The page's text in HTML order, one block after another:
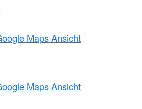
Maps Ansicht
Maps Ansicht